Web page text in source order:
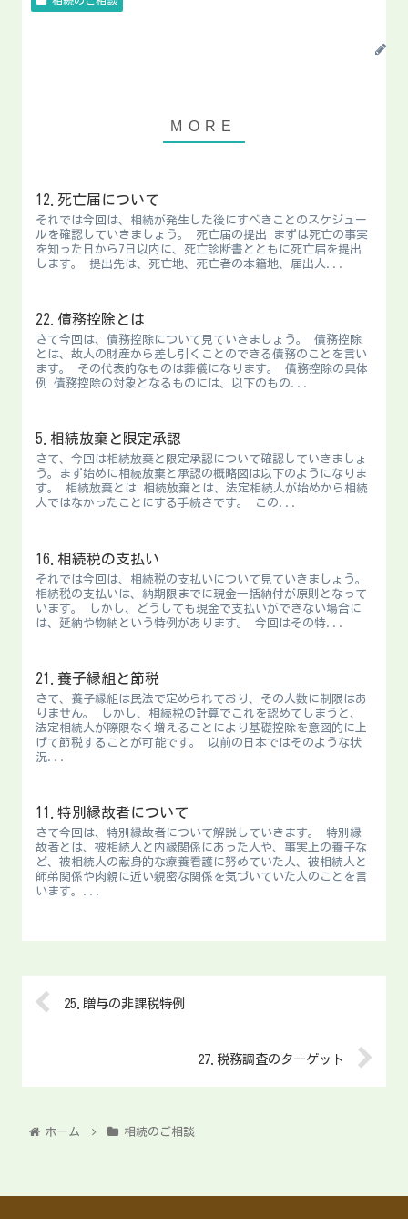
12.死亡届について
それでは今回は、相続が発生した後にすべきことのスケジュー
ルを確認していきましょう。 死亡届の提出 まずは死亡の事実
を知った日から7日以内に、死亡診断書とともに死亡届を提出
します。 提出先は、死亡地、死亡者の本籍地、届出人...
22.債務控除とは
さて今回は、債務控除について見ていきましょう。 債務控除
とは、故人の財産から差し引くことのできる債務のことを言い
ます。 その代表的なものは葬儀になります。 債務控除の具体
例 債務控除の対象となるものには、以下のもの...
5.相続放棄と限定承認
さて、今回は相続放棄と限定承認について確認していきましょ
う。まず始めに相続放棄と承認の概略図は以下のようになりま
す。 相続放棄とは 相続放棄とは、法定相続人が始めから相続
人ではなかったことにする手続きです。 この...
16.相続税の支払い
それでは今回は、相続税の支払いについて見ていきましょう。
相続税の支払いは、納期限までに現金一括納付が原則となって
います。 しかし、どうしても現金で支払いができない場合に
は、延納や物納という特例があります。 今回はその特...
21.養子縁組と節税
さて、養子縁組は民法で定められており、その人数に制限はあ
りません。 しかし、相続税の計算でこれを認めてしまうと、
法定相続人が際限なく増えることにより基礎控除を意図的に上
げて節税することが可能です。 以前の日本ではそのような状
況...
11.特別縁故者について
さて今回は、特別縁故者について解説していきます。 特別縁
故者とは、被相続人と内縁関係にあった人や、事実上の養子な
ど、被相続人の献身的な療養看護に努めていた人、被相続人と
師弟関係や肉親に近い親密な関係を気づいていた人のことを言
います。...
25.贈与の非課税特例
27.税務調査のターゲット
ホーム 相続のご相談